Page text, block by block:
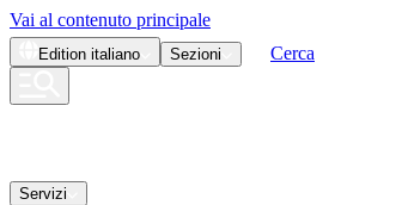
Vai al contenuto principale
Edition italiano Sezioni Cerca
Servizi